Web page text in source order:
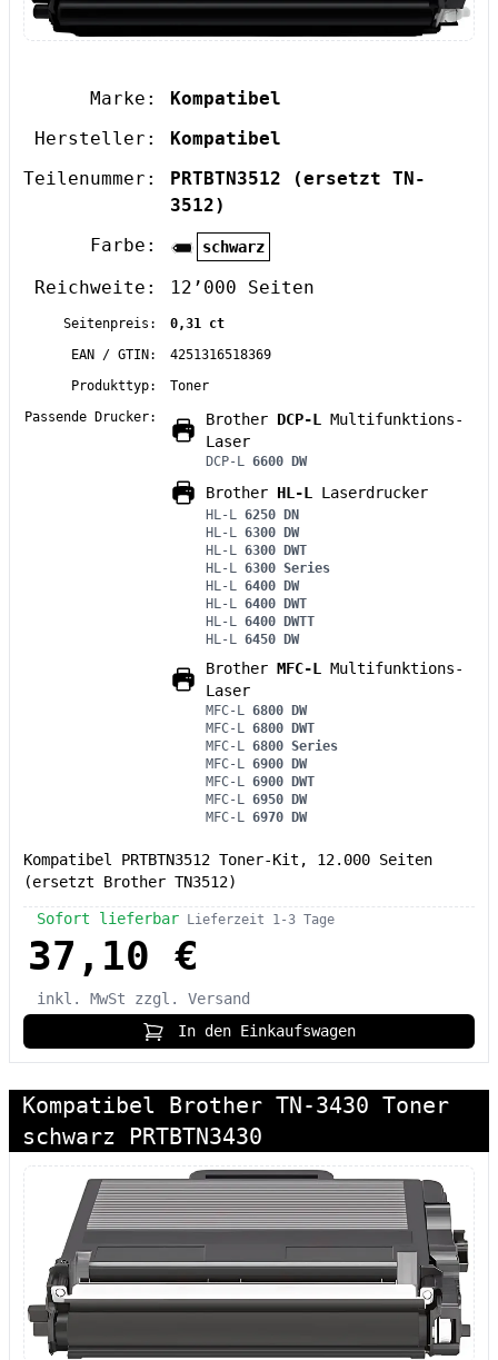
Marke:
Kompatibel
Hersteller:
Kompatibel
Teilenummer:
PRTBTN3512
(ersetzt TN-
3512)
Farbe:
schwarz
Reichweite: 12’000 Seiten
Seitenpreis:
0,31 ct
EAN / GTIN:
4251316518369
Produkttyp:
Toner
Passende Drucker:
Brother DCP-L Multifunktions-
Laser
DCP-L 6600 DW
Brother HL-L Laserdrucker
HL-L 6250 DN
HL-L 6300 DW
HL-L 6300 DWT
HL-L 6300 Series
HL-L 6400 DW
HL-L 6400 DWT
HL-L 6400 DWTT
HL-L 6450 DW
Brother MFC-L Multifunktions-
Laser
MFC-L 6800 DW
MFC-L 6800 DWT
MFC-L 6800 Series
MFC-L 6900 DW
MFC-L 6900 DWT
MFC-L 6950 DW
MFC-L 6970 DW
Kompatibel PRTBTN3512 Toner-Kit, 12.000 Seiten
(ersetzt Brother TN3512)
Sofort lieferbar Lieferzeit 1-3 Tage
37,10 €
inkl. MwSt
zzgl. Versand
In den Einkaufswagen
Kompatibel Brother TN-3430 Toner
schwarz PRTBTN3430